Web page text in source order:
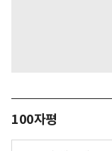
100자평